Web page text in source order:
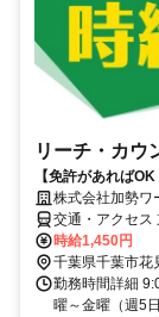
リーチ・カウ
【免許があれば
株式会社加勢ワ
交通・アクセス
時給1,450円
千葉県千葉市花
勤務時間詳細
曜～金曜（週5日